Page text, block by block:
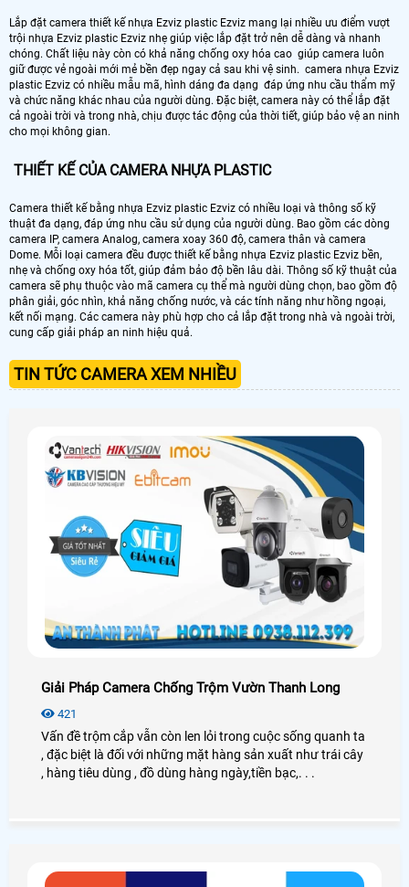
Lắp đặt camera thiết kế nhựa Ezviz plastic Ezviz mang lại nhiều ưu điểm vượt
trội nhựa Ezviz plastic Ezviz nhẹ giúp việc lắp đặt trở nên dễ dàng và nhanh
chóng. Chất liệu này còn có khả năng chống oxy hóa cao giúp camera luôn
giữ được vẻ ngoài mới mẻ bền đẹp ngay cả sau khi vệ sinh. camera nhựa Ezviz
plastic Ezviz có nhiều mẫu mã, hình dáng đa dạng đáp ứng nhu cầu thẩm mỹ
và chức năng khác nhau của người dùng. Đặc biệt, camera này có thể lắp đặt
cả ngoài trời và trong nhà, chịu được tác động của thời tiết, giúp bảo vệ an ninh
cho mọi không gian.
THIẾT KẾ CỦA CAMERA NHỰA PLASTIC
Camera thiết kế bằng nhựa Ezviz plastic Ezviz có nhiều loại và thông số kỹ
thuật đa dạng, đáp ứng nhu cầu sử dụng của người dùng. Bao gồm các dòng
camera IP, camera Analog, camera xoay 360 độ, camera thân và camera
Dome. Mỗi loại camera đều được thiết kế bằng nhựa Ezviz plastic Ezviz bền,
nhẹ và chống oxy hóa tốt, giúp đảm bảo độ bền lâu dài. Thông số kỹ thuật của
camera sẽ phụ thuộc vào mã camera cụ thể mà người dùng chọn, bao gồm độ
phân giải, góc nhìn, khả năng chống nước, và các tính năng như hồng ngoại,
kết nối mạng. Các camera này phù hợp cho cả lắp đặt trong nhà và ngoài trời,
cung cấp giải pháp an ninh hiệu quả.
TIN TỨC CAMERA XEM NHIỀU
Giải Pháp Camera Chống Trộm Vườn Thanh Long
421
Vấn đề trộm cắp vẫn còn len lỏi trong cuộc sống quanh ta
, đặc biệt là đối với những mặt hàng sản xuất như trái cây
, hàng tiêu dùng , đồ dùng hàng ngày,tiền bạc,. . .